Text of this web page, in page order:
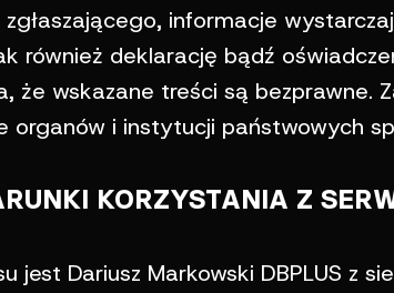
informacje
również deklarację bądź
że wskazane treści są
organów i instytucji państwowych
KORZYSTANIA Z
jest Dariusz Markowski DBPLUS